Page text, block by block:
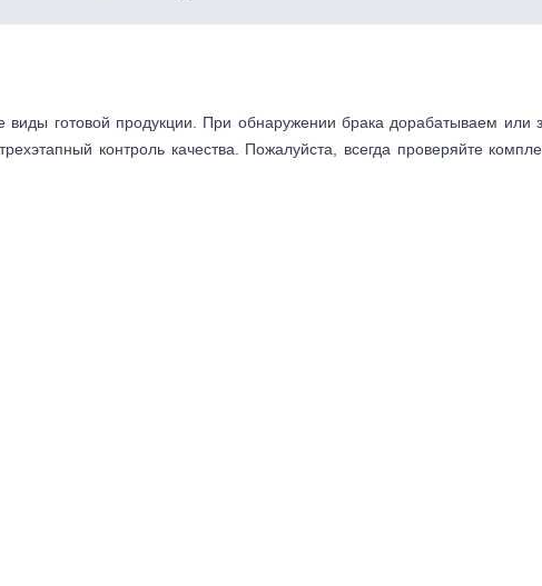
виды готовой продукции. При обнаружении брака дорабатываем или
контроль качества. Пожалуйста, всегда проверяйте